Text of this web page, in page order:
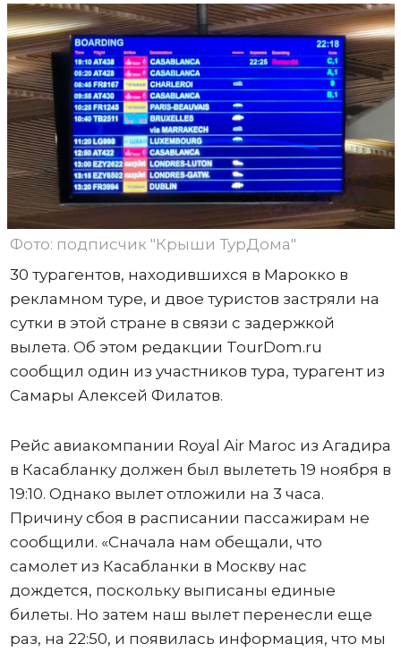
Фото: подписчик "Крыши ТурДома"
30 турагентов, находившихся в Марокко в
рекламном туре, и двое туристов застряли на
сутки в этой стране в связи с задержкой
вылета. Об этом редакции TourDom.ru
сообщил один из участников тура, турагент из
Самары Алексей Филатов.
Рейс авиакомпании Royal Air Maroc из Агадира
в Касабланку должен был вылететь 19 ноября в
19:10. Однако вылет отложили на 3 часа.
Причину сбоя в расписании пассажирам не
сообщили. «Сначала нам обещали, что
самолет из Касабланки в Москву нас
дождется, поскольку выписаны единые
билеты. Но затем наш вылет перенесли еще
раз, на 22:50, и появилась информация, что мы